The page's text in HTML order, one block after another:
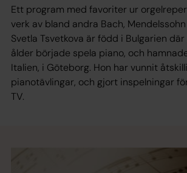
Ett program med favoriter ur
verk av bland andra Bach,
Svetla Tsvetkova är född i Bulgarien
ålder började spela piano, och
Italien, i Göteborg. Hon har vunnit
pianotävlingar, och gjort inspelningar
TV.